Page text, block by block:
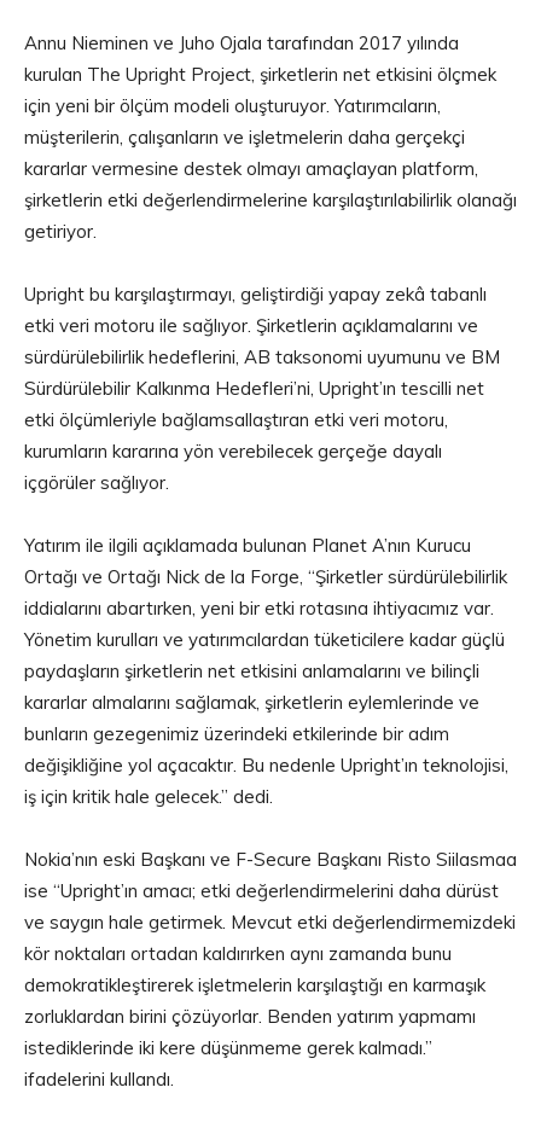
Annu Nieminen ve Juho Ojala tarafından 2017 yılında
kurulan The Upright Project, şirketlerin net etkisini ölçmek
için yeni bir ölçüm modeli oluşturuyor. Yatırımcıların,
müşterilerin, çalışanların ve işletmelerin daha gerçekçi
kararlar vermesine destek olmayı amaçlayan platform,
şirketlerin etki değerlendirmelerine karşılaştırılabilirlik olanağı
getiriyor.
Upright bu karşılaştırmayı, geliştirdiği yapay zekâ tabanlı
etki veri motoru ile sağlıyor. Şirketlerin açıklamalarını ve
sürdürülebilirlik hedeflerini, AB taksonomi uyumunu ve BM
Sürdürülebilir Kalkınma Hedefleri’ni, Upright’ın tescilli net
etki ölçümleriyle bağlamsallaştıran etki veri motoru,
kurumların kararına yön verebilecek gerçeğe dayalı
içgörüler sağlıyor.
Yatırım ile ilgili açıklamada bulunan Planet A’nın Kurucu
Ortağı ve Ortağı Nick de la Forge, “Şirketler sürdürülebilirlik
iddialarını abartırken, yeni bir etki rotasına ihtiyacımız var.
Yönetim kurulları ve yatırımcılardan tüketicilere kadar güçlü
paydaşların şirketlerin net etkisini anlamalarını ve bilinçli
kararlar almalarını sağlamak, şirketlerin eylemlerinde ve
bunların gezegenimiz üzerindeki etkilerinde bir adım
değişikliğine yol açacaktır. Bu nedenle Upright’ın teknolojisi,
iş için kritik hale gelecek.” dedi.
Nokia’nın eski Başkanı ve F-Secure Başkanı Risto Siilasmaa
ise “Upright’ın amacı; etki değerlendirmelerini daha dürüst
ve saygın hale getirmek. Mevcut etki değerlendirmemizdeki
kör noktaları ortadan kaldırırken aynı zamanda bunu
demokratikleştirerek işletmelerin karşılaştığı en karmaşık
zorluklardan birini çözüyorlar. Benden yatırım yapmamı
istediklerinde iki kere düşünmeme gerek kalmadı.”
ifadelerini kullandı.